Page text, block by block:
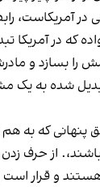
در آمریکاست،
که در آمریکا
را بسازد و
شده به یک
که به هم
از حرف زدن
و قرار است